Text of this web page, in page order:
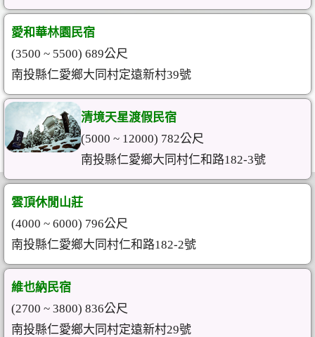
愛和華林園民宿
(3500 ~ 5500) 689公尺
南投縣仁愛鄉大同村定遠新村39號
清境天星渡假民宿
(5000 ~ 12000) 782公尺
南投縣仁愛鄉大同村仁和路182-3號
雲頂休閒山莊
(4000 ~ 6000) 796公尺
南投縣仁愛鄉大同村仁和路182-2號
維也納民宿
(2700 ~ 3800) 836公尺
南投縣仁愛鄉大同村定遠新村29號